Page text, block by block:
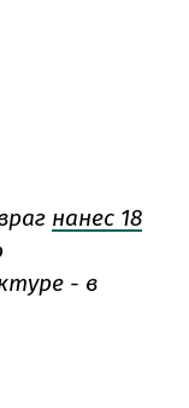
нанес 18
- в